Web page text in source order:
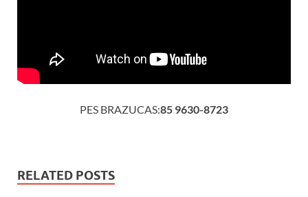
PES BRAZUCAS:85 9630-8723
RELATED POSTS